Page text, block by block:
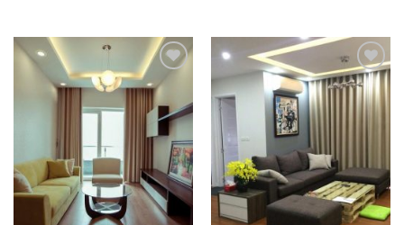
Add to
Wishlist
Add to